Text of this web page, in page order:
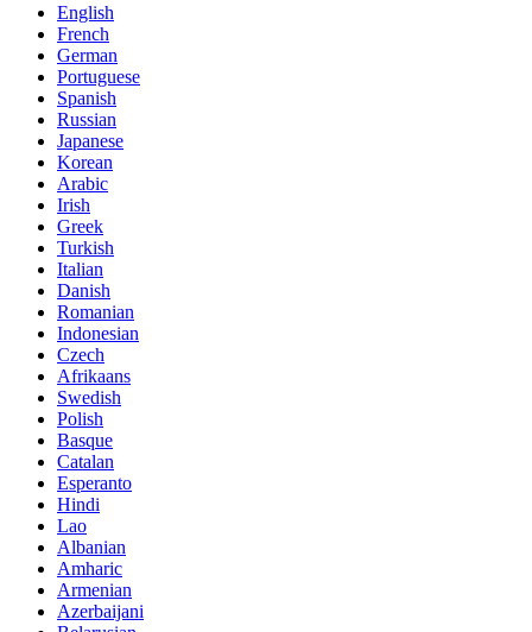
English
French
German
Portuguese
Spanish
Russian
Japanese
Korean
Arabic
Irish
Greek
Turkish
Italian
Danish
Romanian
Indonesian
Czech
Afrikaans
Swedish
Polish
Basque
Catalan
Esperanto
Hindi
Lao
Albanian
Amharic
Armenian
Azerbaijani